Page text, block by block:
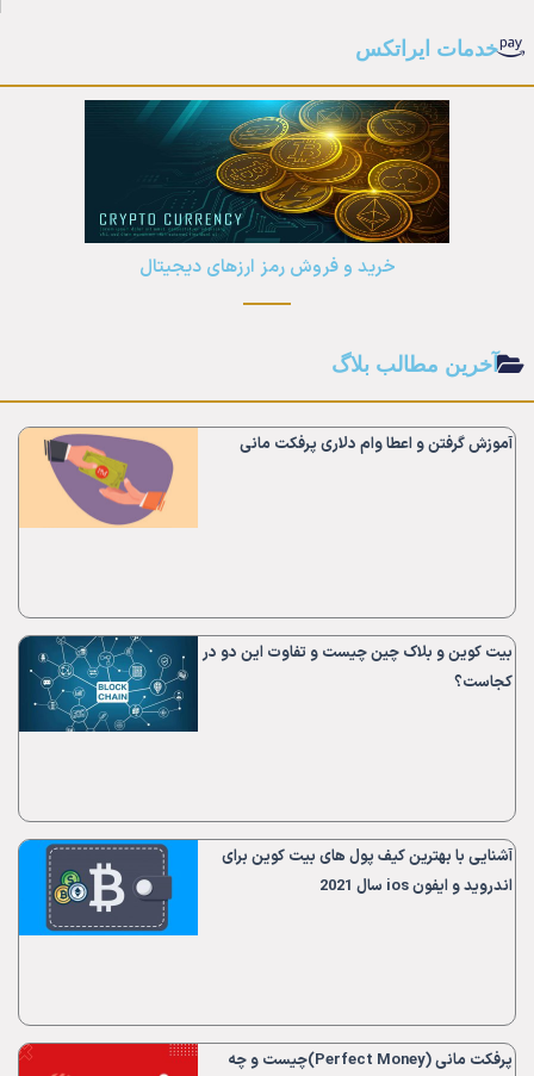
خدمات ایراتکس
خرید و فروش رمز ارزهای دیجیتال
آخرین مطالب بلاگ
آموزش گرفتن و اعطا وام دلاری پرفکت مانی
بیت کوین و بلاک چین چیست و تفاوت این دو در
کجاست؟
آشنایی با بهترین کیف پول های بیت کوین برای
اندروید و ایفون ios سال 2021
پرفکت مانی (Perfect Money)چیست و چه